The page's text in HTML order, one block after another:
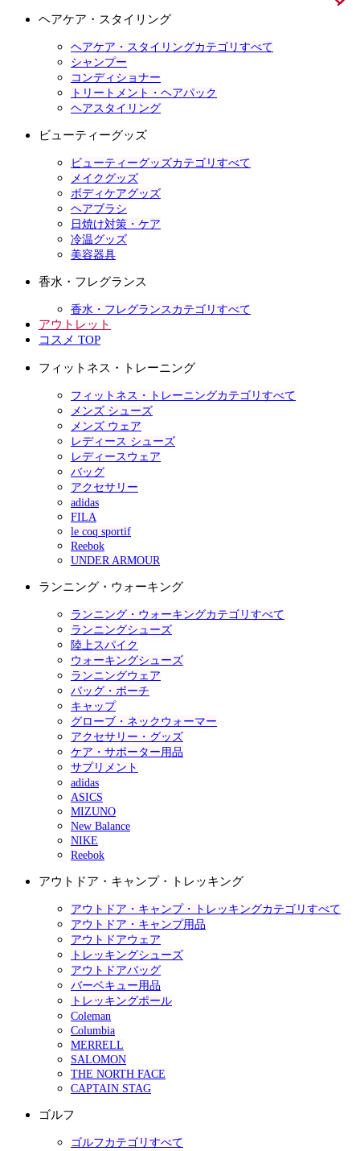
ヘアケア・スタイリング
ヘアケア・スタイリングカテゴリすべて
シャンプー
コンディショナー
トリートメント・ヘアパック
ヘアスタイリング
ビューティーグッズ
ビューティーグッズカテゴリすべて
メイクグッズ
ボディケアグッズ
ヘアブラシ
日焼け対策・ケア
冷温グッズ
美容器具
香水・フレグランス
香水・フレグランスカテゴリすべて
アウトレット
コスメ TOP
フィットネス・トレーニング
フィットネス・トレーニングカテゴリすべて
メンズ シューズ
メンズ ウェア
レディース シューズ
レディースウェア
バッグ
アクセサリー
adidas
FILA
le coq sportif
Reebok
UNDER ARMOUR
ランニング・ウォーキング
ランニング・ウォーキングカテゴリすべて
ランニングシューズ
陸上スパイク
ウォーキングシューズ
ランニングウェア
バッグ・ポーチ
キャップ
グローブ・ネックウォーマー
アクセサリー・グッズ
ケア・サポーター用品
サプリメント
adidas
ASICS
MIZUNO
New Balance
NIKE
Reebok
アウトドア・キャンプ・トレッキング
アウトドア・キャンプ・トレッキングカテゴリすべて
アウトドア・キャンプ用品
アウトドアウェア
トレッキングシューズ
アウトドアバッグ
バーベキュー用品
トレッキングポール
Coleman
Columbia
MERRELL
SALOMON
THE NORTH FACE
CAPTAIN STAG
ゴルフ
ゴルフカテゴリすべて